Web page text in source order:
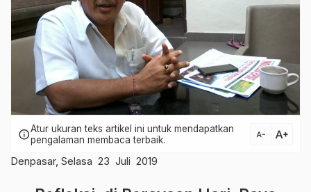
infoAtur ukuran teks artikel ini untuk mendapatkan
pengalaman membaca terbaik.
text_decrease text_increase
Denpasar, Selasa 23 Juli 2019